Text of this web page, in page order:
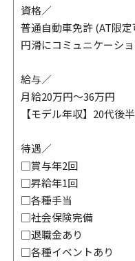
資格／
普通自動車免許 (AT限定
円滑にコミュニケーシ
給与／
月給20万円～36万円
【モデル年収】20代後
待遇／
□賞与年2回
□昇給年1回
□各種手当
□社会保険完備
□退職金あり
□各種イベントあり